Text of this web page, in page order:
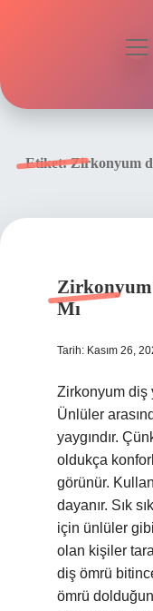
Politikası
Etiket:Zirkonyum
Zirkonyum
Mı
Tarih: Kasım 26,
Zirkonyum diş
Ünlüler
yaygındır.
oldukça
görünür.
dayanır. Sık
için ünlüler
olan kişiler
diş ömrü
ömrü